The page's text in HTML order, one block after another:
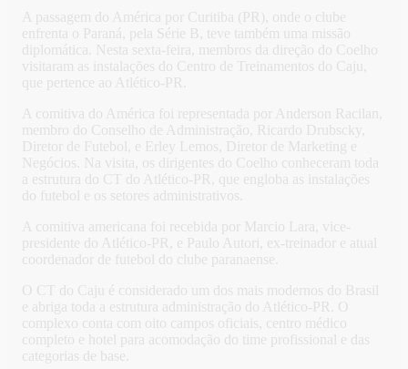
A passagem do América por Curitiba (PR), onde o clube
enfrenta o Paraná, pela Série B, teve também uma missão
diplomática. Nesta sexta-feira, membros da direção do Coelho
visitaram as instalações do Centro de Treinamentos do Caju,
que pertence ao Atlético-PR.
A comitiva do América foi representada por Anderson Racilan,
membro do Conselho de Administração, Ricardo Drubscky,
Diretor de Futebol, e Erley Lemos, Diretor de Marketing e
Negócios. Na visita, os dirigentes do Coelho conheceram toda
a estrutura do CT do Atlético-PR, que engloba as instalações
do futebol e os setores administrativos.
A comitiva americana foi recebida por Marcio Lara, vice-
presidente do Atlético-PR, e Paulo Autori, ex-treinador e atual
coordenador de futebol do clube paranaense.
O CT do Caju é considerado um dos mais modernos do Brasil
e abriga toda a estrutura administração do Atlético-PR. O
complexo conta com oito campos oficiais, centro médico
completo e hotel para acomodação do time profissional e das
categorias de base.